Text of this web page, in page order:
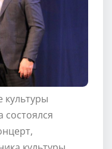
культуры
состоялся